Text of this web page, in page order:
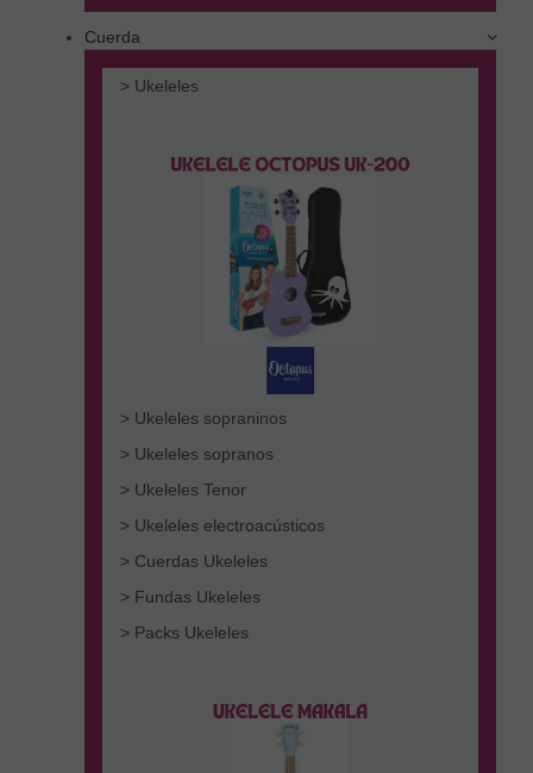
Cuerda
> Ukeleles
> Ukeleles sopraninos
> Ukeleles sopranos
> Ukeleles Tenor
> Ukeleles electroacústicos
> Cuerdas Ukeleles
> Fundas Ukeleles
> Packs Ukeleles